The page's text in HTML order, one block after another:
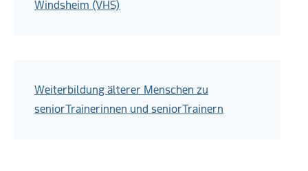
Windsheim (VHS)
Weiterbildung älterer Menschen zu
seniorTrainerinnen und seniorTrainern